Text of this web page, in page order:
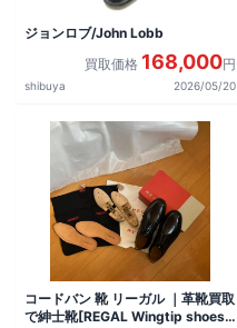
ジョンロブ/John Lobb
買取価格 168,000円
shibuya 2026/05/20
コードバン 靴 リーガル ｜革靴買取
で紳士靴[REGAL Wingtip shoes]